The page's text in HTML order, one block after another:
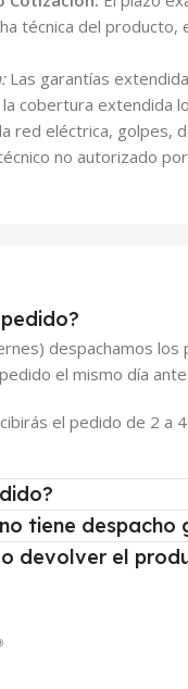
técnica del
Las garantías
cobertura extendida
red eléctrica, golpes,
no autorizado por
despachamos
el mismo día
el pedido de 2 a
tiene despacho
devolver el